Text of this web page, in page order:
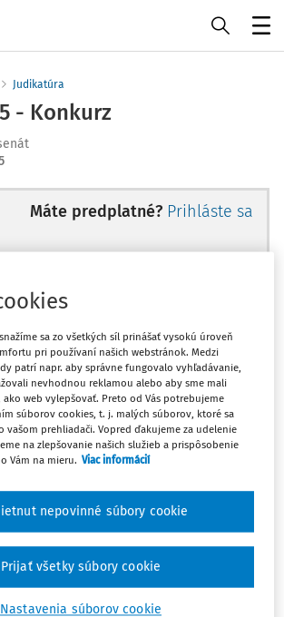
Judikatúra
- Konkurz
Máte predplatné? Prihláste sa
zatiaľ ste si prečítali len
začiatok...
obsah z tejto oblasti je
predplatiteľom portálu.
a získajte prístup na 10 dní
stačí sa len zaregistrovať.
registrácii získate prístup aj k
vybranému obsahu:
sa zo všetkých síl prinášať vysokú úroveň
pri používaní našich webstránok. Medzi
patrí napr. aby správne fungovalo vyhľadávanie,
nevhodnou reklamou alebo aby sme mali
web vylepšovať. Preto od Vás potrebujeme
súborov cookies, t. j. malých súborov, ktoré sa
vašom prehliadači. Vopred ďakujeme za udelenie
na zlepšovanie našich služieb a prispôsobenie
Vám na mieru. Viac informácií
Nastavenia súborov cookie
nepovinné súbory cookie
Prijať všetky súbory cookie